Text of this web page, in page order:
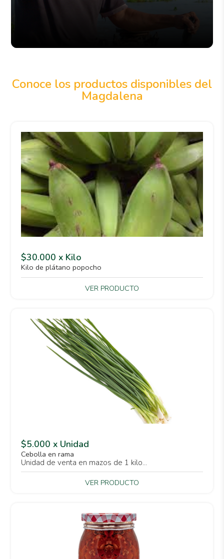
Conoce los productos disponibles del
Magdalena
$30.000 x Kilo
Kilo de plátano popocho
VER PRODUCTO
$5.000 x Unidad
Cebolla en rama
Unidad de venta en mazos de 1 kilo...
VER PRODUCTO